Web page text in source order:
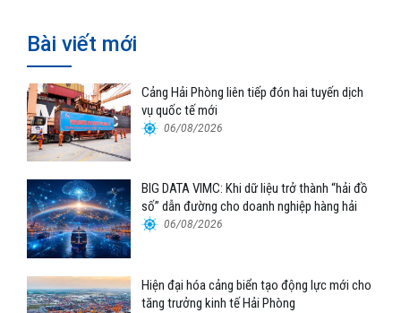
Bài viết mới
Cảng Hải Phòng liên tiếp đón hai tuyến dịch
vụ quốc tế mới
06/08/2026
BIG DATA VIMC: Khi dữ liệu trở thành “hải đồ
số” dẫn đường cho doanh nghiệp hàng hải
06/08/2026
Hiện đại hóa cảng biển tạo động lực mới cho
tăng trưởng kinh tế Hải Phòng